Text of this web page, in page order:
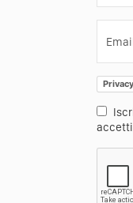
accetti